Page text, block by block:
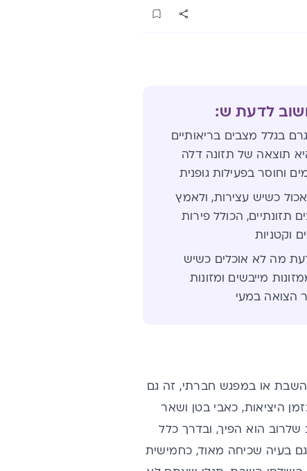
לדעת ש:
בגלל מצבים בריאותיים
תוצאה של תזונה דלה
וחוסר בפעילות גופנית
כשיש עצירות, ולאמץ
תזונתיים, הכולל פירות
וקטניות
מה לא אוכלים כשיש
מייבשים ומזונות
הצואה במעי
השבת או במפגש חברתי, זה גם
היציאות, כאבי בטן ושאר
הוא הפיך, ובדרך כלל
בעיה שכיחה מאוד, כחמישית